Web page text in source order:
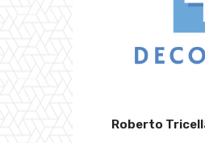
Roberto